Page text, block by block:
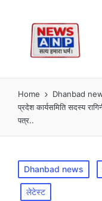
Home Dhanbad
प्रदेश कार्यसमिति सदस्य
पत्र..
Posted
in
Dhanbad news
लेटेस्ट